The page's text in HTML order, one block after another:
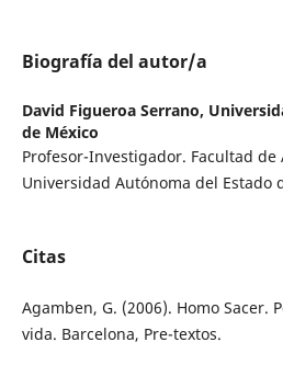
Biografía del autor/a
David Figueroa Serrano,
de México
Profesor-Investigador. Facultad de
Universidad Autónoma del Estado
Citas
Agamben, G. (2006). Homo Sacer.
vida. Barcelona, Pre-textos.